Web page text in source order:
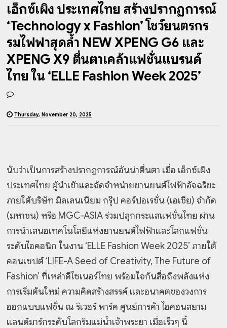
เอ็กซ์เผิง ประเทศไทย สร้างปรากฏการณ์
‘Technology x Fashion’ โชว์ยนตรกร
รมไฟฟ้าสุดล้ำ NEW XPENG G6 และ
XPENG X9 ตื่นตาเคล้าแฟชั่นแบรนด์
ไทย ใน ‘ELLE Fashion Week 2025’
Thursday, November 20, 2025
นับว่าเป็นการสร้างปรากฏการณ์อันน่าตื่นตา เมื่อ เอ็กซ์เผิง
ประเทศไทย ผู้นำเข้าและจัดจำหน่ายยานยนต์ไฟฟ้าอัจฉริยะ
ภายใต้บริษัท มิลเลนเนียม กรุ๊ป คอร์ปอเรชั่น (เอเชีย) จำกัด
(มหาชน) หรือ MGC-ASIA ร่วมปลุกกระแสแฟชั่นไทย ผ่าน
การนำเสนอเทคโนโลยีแห่งยานยนต์ไฟฟ้าและโลกแฟชั่น
ระดับไอคอนิก ในงาน ‘ELLE Fashion Week 2025’ ภายใต้
คอนเซปต์ ‘LIFE-A Seed of Creativity, The Future of
Fashion’ ที่เหล่าดีไซเนอร์ไทย พร้อมใจกันสื่อถึงพลังแห่ง
การเริ่มต้นใหม่ ความคิดสร้างสรรค์ และอนาคตของวงการ
ออกแบบแฟชั่น ณ ริเวอร์ พาร์ค ศูนย์การค้า ไอคอนสยาม
แลนด์มาร์กระดับโลกริมแม่น้ำเจ้าพระยา เมื่อเร็วๆ นี้